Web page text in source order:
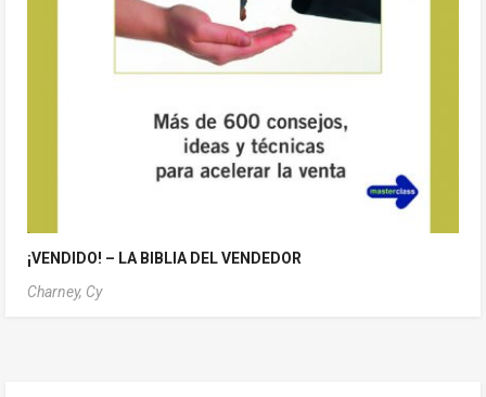
¡VENDIDO! – LA BIBLIA DEL VENDEDOR
Charney, Cy